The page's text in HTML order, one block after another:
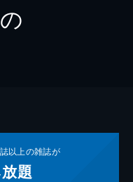
誌以上の雑誌が
題